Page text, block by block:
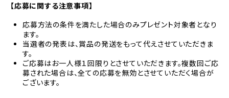
【応募に関する注意事項】
応募方法の条件を満たした場合のみプレゼント対象者となり
ます。
当選者の発表は、賞品の発送をもって代えさせていただきま
す。
ご応募はお一人様１回限りとさせていただきます。複数回ご応
募された場合は、全ての応募を無効とさせていただく場合が
ございます。